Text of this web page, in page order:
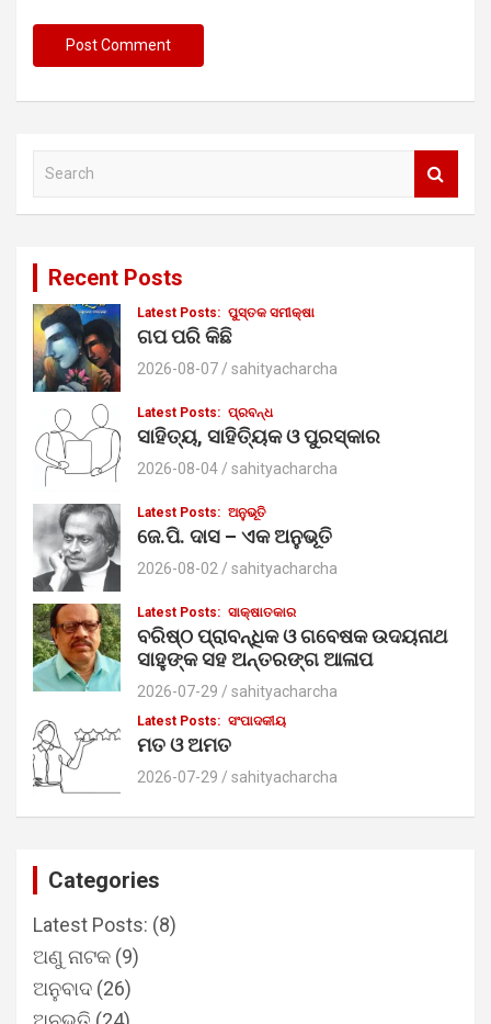
a
h
Recent Posts
Latest Posts: ପୁସ୍ତକ ସମୀକ୍ଷା
ଗପ ପରି କିଛି
2026-08-07 sahityacharcha
Latest Posts: ପ୍ରବନ୍ଧ
ସାହିତ୍ୟ, ସାହିତ୍ୟିକ ଓ ପୁରସ୍କାର
2026-08-04 sahityacharcha
Latest Posts: ଅନୁଭୂତି
ଜେ.ପି. ଦାସ – ଏକ ଅନୁଭୂତି
2026-08-02 sahityacharcha
Latest Posts: ସାକ୍ଷାତକାର
ବରିଷ୍ଠ ପ୍ରାବନ୍ଧିକ ଓ ଗବେଷକ ଉଦୟନାଥ
ସାହୁଙ୍କ ସହ ଅନ୍ତରଙ୍ଗ ଆଳାପ
2026-07-29 sahityacharcha
Latest Posts: ସଂପାଦକୀୟ
ମତ ଓ ଅମତ
2026-07-29 sahityacharcha
Categories
Latest Posts: (8)
ଅଣୁ ନାଟକ (9)
ଅନୁବାଦ (26)